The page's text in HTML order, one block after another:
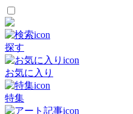
探す
お気に入り
特集